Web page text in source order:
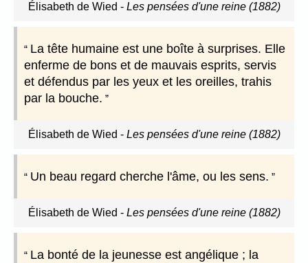
Élisabeth de Wied - Les pensées d'une reine (1882)
La tête humaine est une boîte à surprises. Elle
enferme de bons et de mauvais esprits, servis
et défendus par les yeux et les oreilles, trahis
par la bouche.
Élisabeth de Wied - Les pensées d'une reine (1882)
Un beau regard cherche l'âme, ou les sens.
Élisabeth de Wied - Les pensées d'une reine (1882)
La bonté de la jeunesse est angélique ; la